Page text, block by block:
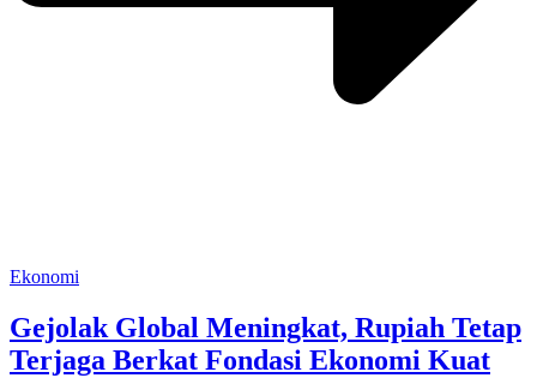
Categories
Ekonomi
Gejolak Global Meningkat, Rupiah Tetap
Terjaga Berkat Fondasi Ekonomi Kuat